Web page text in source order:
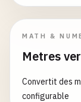
MATH &
Metres
Convertit des
configurable